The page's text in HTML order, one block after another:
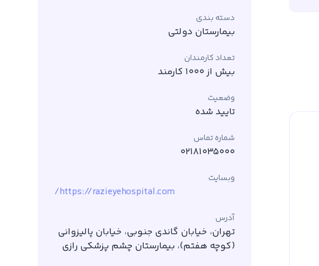
دسته بندی
بیمارستان دولتی
تعداد کارمندان
بیش از 1000 کارمند
وضعیت
تایید شده
شماره تماس
02181035000
وبسایت
https://razieyehospital.com/
آدرس
تهران، خیابان گاندی جنوبی، خیابان پالیزوانی
(کوچه هفتم)، بیمارستان چشم پزشکی رازی